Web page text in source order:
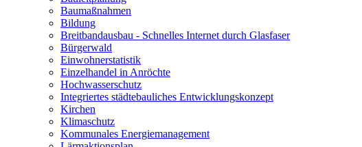
Baumaßnahmen
Bildung
Breitbandausbau - Schnelles Internet durch Glasfaser
Bürgerwald
Einwohnerstatistik
Einzelhandel in Anröchte
Hochwasserschutz
Integriertes städtebauliches Entwicklungskonzept
Kirchen
Klimaschutz
Kommunales Energiemanagement